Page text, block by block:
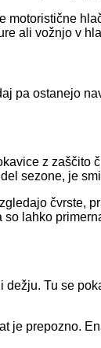
ali vožnjo v
pa ostanejo
z
sezone, je
čvrste,
lahko
Tu se
je prepozno.